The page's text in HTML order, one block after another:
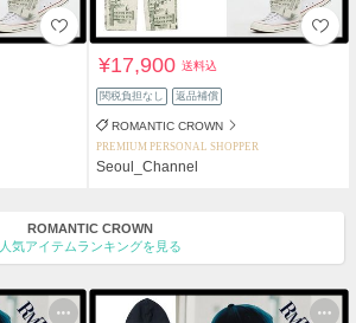
¥17,900送料込
関税負担なし 返品補償
ROMANTIC CROWN
PREMIUM PERSONAL SHOPPER
Seoul_Channel
ROMANTIC CROWN
人気アイテムランキングを見る